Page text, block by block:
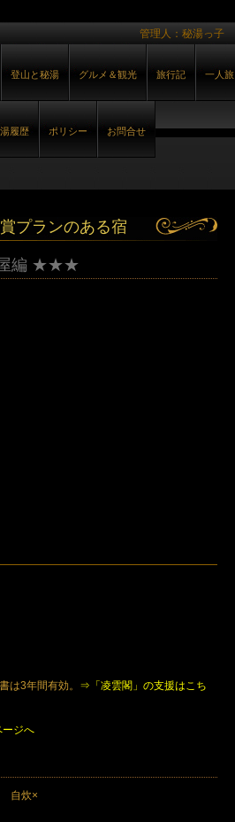
管理人：秘湯っ子
登山と秘湯 グルメ＆観光 旅行記 一人旅
湯履歴 ポリシー お問合せ
プランのある宿
屋編 ★★★
は3年間有効。 ⇒「凌雲閣」の支援はこち
ジへ
自炊×